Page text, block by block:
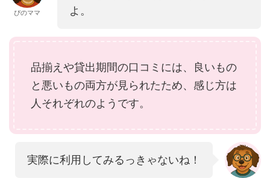
ぴのママ
よ。
品揃えや貸出期間の口コミには、良いもの
と悪いもの両方が見られたため、感じ方は
人それぞれのようです。
実際に利用してみるっきゃないね！